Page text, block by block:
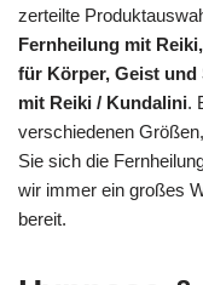
zerteilte
Fernheilung mit
für Körper, Geist und
mit Reiki / Kundalini.
verschiedenen
Sie sich die
wir immer ein großes
bereit.